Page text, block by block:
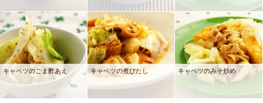
キャベツのごま酢あえ キャベツの煮びたし キャベツのみそ炒め